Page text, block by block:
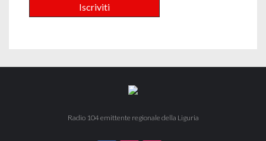
Radio 104 emittente regionale della Liguria